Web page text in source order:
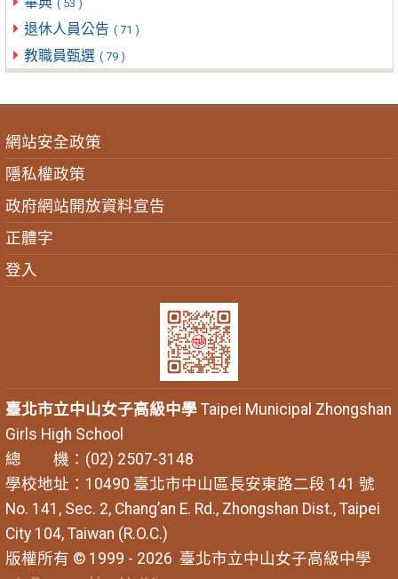
( 53 )
退休人員公告 ( 71 )
教職員甄選 ( 79 )
網站安全政策
隱私權政策
政府網站開放資料宣告
正體字
登入
臺北市立中山女子高級中學Taipei Municipal Zhongshan
Girls High School
總 機：(02) 2507-3148
學校地址：10490 臺北市中山區長安東路二段 141 號
No. 141, Sec. 2, Chang’an E. Rd., Zhongshan Dist., Taipei
City 104, Taiwan (R.O.C.)
版權所有 © 1999 - 2026 臺北市立中山女子高級中學